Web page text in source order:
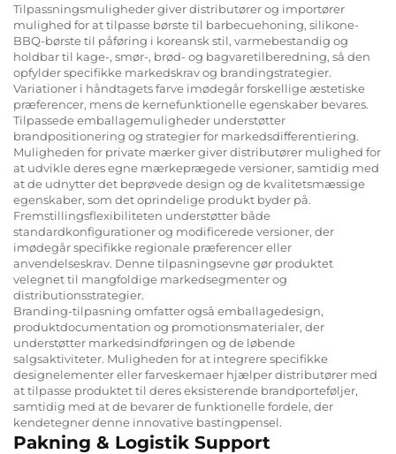
Tilpassningsmuligheder giver distributører og importører
mulighed for at tilpasse børste til barbecuehoning, silikone-
BBQ-børste til påføring i koreansk stil, varmebestandig og
holdbar til kage-, smør-, brød- og bagvaretilberedning, så den
opfylder specifikke markedskrav og brandingstrategier.
Variationer i håndtagets farve imødegår forskellige æstetiske
præferencer, mens de kernefunktionelle egenskaber bevares.
Tilpassede emballagemuligheder understøtter
brandpositionering og strategier for markedsdifferentiering.
Muligheden for private mærker giver distributører mulighed for
at udvikle deres egne mærkeprægede versioner, samtidig med
at de udnytter det beprøvede design og de kvalitetsmæssige
egenskaber, som det oprindelige produkt byder på.
Fremstillingsflexibiliteten understøtter både
standardkonfigurationer og modificerede versioner, der
imødegår specifikke regionale præferencer eller
anvendelseskrav. Denne tilpasningsevne gør produktet
velegnet til mangfoldige markedsegmenter og
distributionsstrategier.
Branding-tilpasning omfatter også emballagedesign,
produktdocumentation og promotionsmaterialer, der
understøtter markedsindføringen og de løbende
salgsaktiviteter. Muligheden for at integrere specifikke
designelementer eller farveskemaer hjælper distributører med
at tilpasse produktet til deres eksisterende brandporteføljer,
samtidig med at de bevarer de funktionelle fordele, der
kendetegner denne innovative bastingpensel.
Pakning & Logistik Support